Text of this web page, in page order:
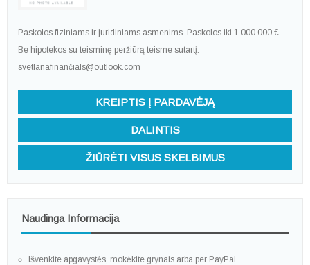
Paskolos fiziniams ir juridiniams asmenims. Paskolos iki 1.000.000 €.
Be hipotekos su teisminę peržiūrą teisme sutartį.
svetlanafinančials@outlook.com
KREIPTIS Į PARDAVĖJĄ
DALINTIS
ŽIŪRĖTI VISUS SKELBIMUS
Naudinga Informacija
Išvenkite apgavystės, mokėkite grynais arba per PayPal